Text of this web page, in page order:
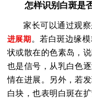
怎样识别白斑是
家长可以通过观
进展期 。若白斑边缘
状或散在的色素岛，
也是信号，从乳白色
情在进展。另外，若
白块，也表明白斑在